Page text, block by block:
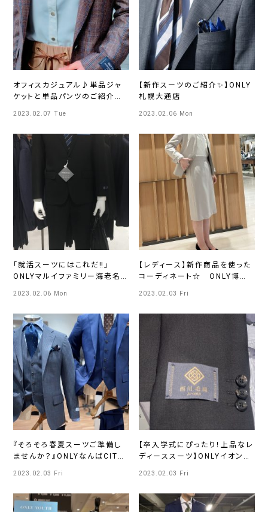
オフィスカジュアル♪単品ジャ
ケットと単品パンツのご紹介～
2023.02.07 Tue
【新作スーツのご紹介✨】ONLY
札幌大通店
2023.02.06 Mon
「就活スーツにはこれだ‼️」
ONLYマルイファミリー海老名
2023.02.06 Mon
【レディース】新作商品を使った
コーディネート☆ ONLY博多
2023.02.03 Fri
『そろそろ春夏スーツご準備し
ませんか？』ONLYなんばCITY
2023.02.03 Fri
【卒入学式にぴったり！上品なレ
ディーススーツ】ONLYイオンモ
2023.02.03 Fri